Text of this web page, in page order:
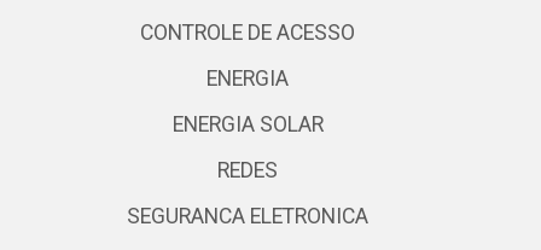
CONTROLE DE ACESSO
ENERGIA
ENERGIA SOLAR
REDES
SEGURANCA ELETRONICA